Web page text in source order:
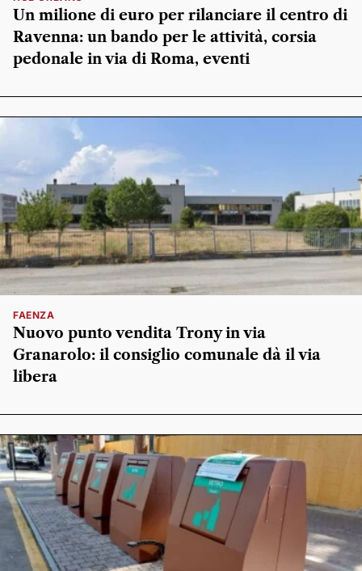
Un milione di euro per rilanciare il centro di
Ravenna: un bando per le attività, corsia
pedonale in via di Roma, eventi
FAENZA
Nuovo punto vendita Trony in via
Granarolo: il consiglio comunale dà il via
libera